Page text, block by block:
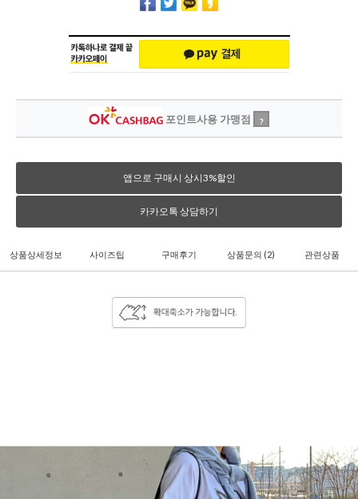
포인트사용 가맹점 ?
앱으로 구매시 상시3%할인
카카오톡 상담하기
상품상세정보 사이즈팁 구매후기 상품문의 (2) 관련상품